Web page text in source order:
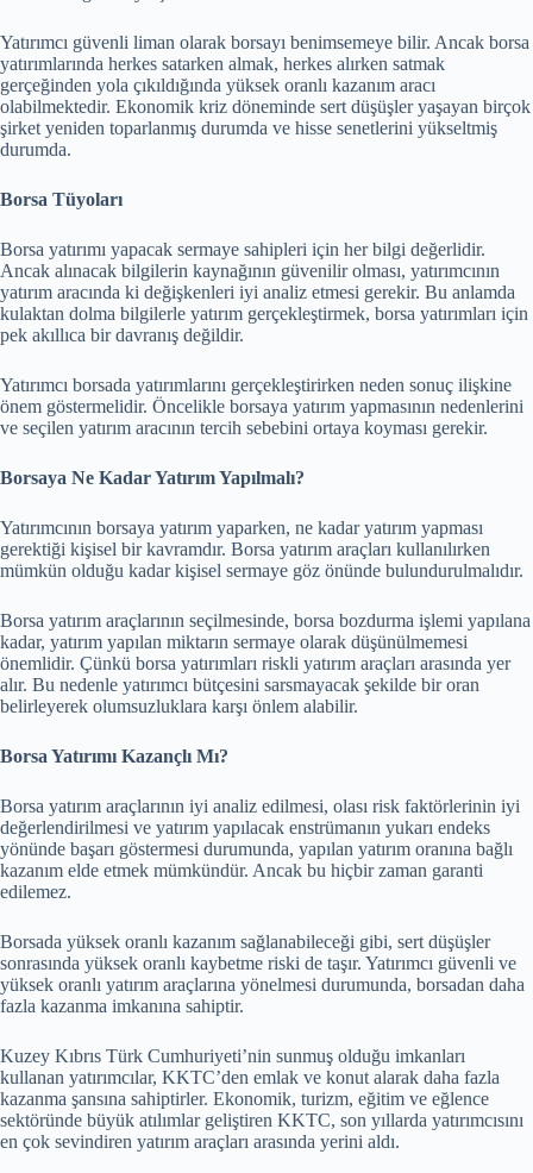
Yatırımcı güvenli liman olarak borsayı benimsemeye bilir. Ancak borsa
yatırımlarında herkes satarken almak, herkes alırken satmak
gerçeğinden yola çıkıldığında yüksek oranlı kazanım aracı
olabilmektedir. Ekonomik kriz döneminde sert düşüşler yaşayan birçok
şirket yeniden toparlanmış durumda ve hisse senetlerini yükseltmiş
durumda.
Borsa Tüyoları
Borsa yatırımı yapacak sermaye sahipleri için her bilgi değerlidir.
Ancak alınacak bilgilerin kaynağının güvenilir olması, yatırımcının
yatırım aracında ki değişkenleri iyi analiz etmesi gerekir. Bu anlamda
kulaktan dolma bilgilerle yatırım gerçekleştirmek, borsa yatırımları için
pek akıllıca bir davranış değildir.
Yatırımcı borsada yatırımlarını gerçekleştirirken neden sonuç ilişkine
önem göstermelidir. Öncelikle borsaya yatırım yapmasının nedenlerini
ve seçilen yatırım aracının tercih sebebini ortaya koyması gerekir.
Borsaya Ne Kadar Yatırım Yapılmalı?
Yatırımcının borsaya yatırım yaparken, ne kadar yatırım yapması
gerektiği kişisel bir kavramdır. Borsa yatırım araçları kullanılırken
mümkün olduğu kadar kişisel sermaye göz önünde bulundurulmalıdır.
Borsa yatırım araçlarının seçilmesinde, borsa bozdurma işlemi yapılana
kadar, yatırım yapılan miktarın sermaye olarak düşünülmemesi
önemlidir. Çünkü borsa yatırımları riskli yatırım araçları arasında yer
alır. Bu nedenle yatırımcı bütçesini sarsmayacak şekilde bir oran
belirleyerek olumsuzluklara karşı önlem alabilir.
Borsa Yatırımı Kazançlı Mı?
Borsa yatırım araçlarının iyi analiz edilmesi, olası risk faktörlerinin iyi
değerlendirilmesi ve yatırım yapılacak enstrümanın yukarı endeks
yönünde başarı göstermesi durumunda, yapılan yatırım oranına bağlı
kazanım elde etmek mümkündür. Ancak bu hiçbir zaman garanti
edilemez.
Borsada yüksek oranlı kazanım sağlanabileceği gibi, sert düşüşler
sonrasında yüksek oranlı kaybetme riski de taşır. Yatırımcı güvenli ve
yüksek oranlı yatırım araçlarına yönelmesi durumunda, borsadan daha
fazla kazanma imkanına sahiptir.
Kuzey Kıbrıs Türk Cumhuriyeti’nin sunmuş olduğu imkanları
kullanan yatırımcılar, KKTC’den emlak ve konut alarak daha fazla
kazanma şansına sahiptirler. Ekonomik, turizm, eğitim ve eğlence
sektöründe büyük atılımlar geliştiren KKTC, son yıllarda yatırımcısını
en çok sevindiren yatırım araçları arasında yerini aldı.